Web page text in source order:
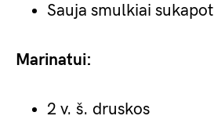
Sauja smulkiai
Marinatui:
2 v. š. druskos